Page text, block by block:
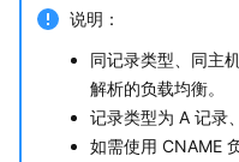
说明：
同记录类型、同主
解析的负载均衡。
记录类型为 A 记录
如需使用 CNAME